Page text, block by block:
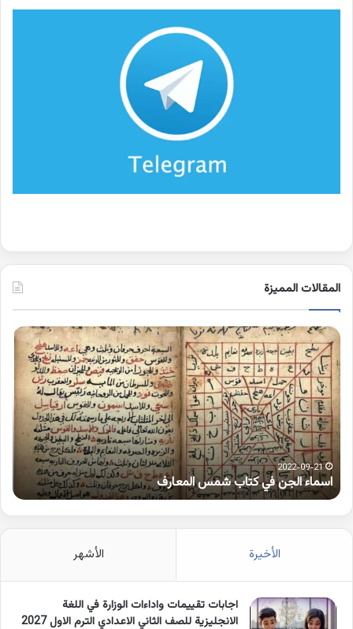
المقالات المميزة
اسماء
الجن
في
كتاب
شمس
المعارف
2022-09-21
اسماء الجن في كتاب شمس المعارف
الأخيرة الأشهر
اجابات تقييمات واداءات الوزارة في اللغة
الانجليزية للصف الثاني الاعدادي الترم الاول 2027